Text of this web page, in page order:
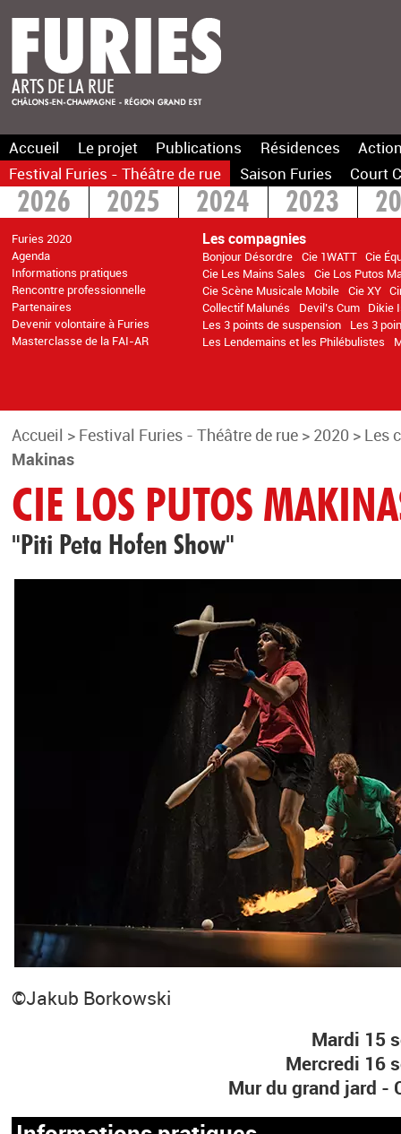
Accueil Le projet Publications Résidences
Festival Furies - Théâtre de rue
Saison Furies Court
2026 2025 2024 2023
Furies 2020
Agenda
Informations pratiques
Rencontre professionnelle
Partenaires
Devenir volontaire à Furies
Masterclasse de la FAI-AR
Les compagnies
Bonjour Désordre Cie 1WATT Cie
Cie Les Mains Sales
Cie Los Putos
Cie Scène Musicale Mobile Cie XY
Collectif Malunés
Devil’s Cum Dikie
Les 3 points de suspension
Les 3
Les Lendemains et les Philébulistes
2016 >2014
Accueil > Festival Furies - Théâtre de rue > 2020 > Les
Makinas
CIE LOS PUTOS
"Piti Peta Hofen Show"
©Jakub Borkowski
Mardi 15
Mercredi 16
Mur du grand jard -